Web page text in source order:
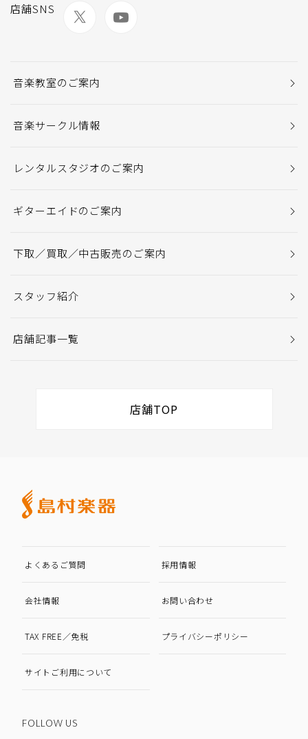
店舗SNS
音楽教室のご案内
音楽サークル情報
レンタルスタジオのご案内
ギターエイドのご案内
下取／買取／中古販売のご案内
スタッフ紹介
店舗記事一覧
店舗TOP
よくあるご質問 採用情報
会社情報 お問い合わせ
TAX FREE／免税 プライバシーポリシー
サイトご利用について
FOLLOW US